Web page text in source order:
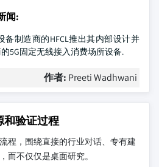
闻:
备制造商的HFCL推出其内部设计并
5G固定无线接入消费场所设备.
作者: Preeti Wadhwani
和验证过程
程，围绕直接的行业对话、专有建
而不仅仅是桌面研究。